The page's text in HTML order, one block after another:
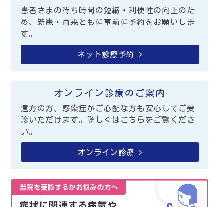
患者さまの待ち時間の短縮・利便性の向上のた
め、新患・再来ともに事前に予約をお願いしま
す。
ネット診療予約
オンライン診療のご案内
遠方の方、感染症がご心配な方も安心してご受
診いただけます。詳しくはこちらをご覧くださ
い。
オンライン診療